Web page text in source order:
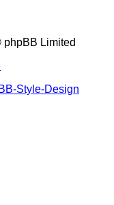
Limited
Style-Design